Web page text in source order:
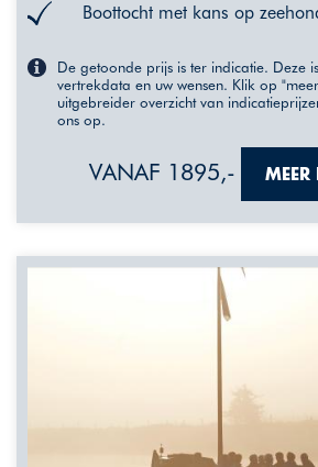
Boottocht met kans op
De getoonde prijs is ter indicatie. Deze
vertrekdata en uw wensen. Klik op
uitgebreider overzicht van
ons op.
VANAF 1895,- MEER